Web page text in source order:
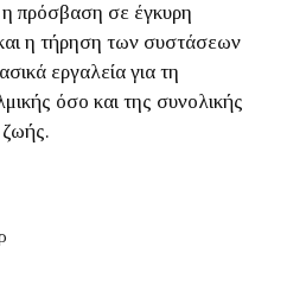
η πρόσβαση σε έγκυρη
η τήρηση των συστάσεων
εργαλεία για τη
όσο και της συνολικής
ζωής.